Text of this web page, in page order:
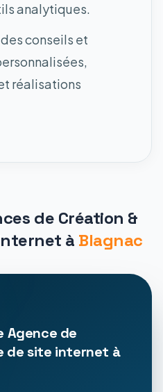
analytiques.
conseils et
réalisations
de Création &
à Blagnac
Agence de
de site internet à